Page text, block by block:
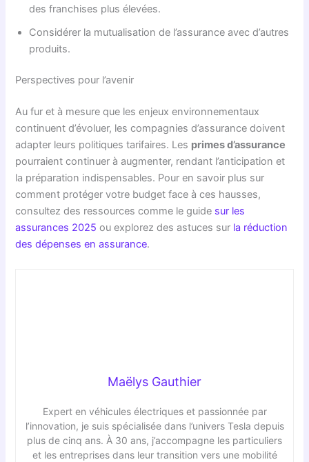
des franchises plus élevées.
Considérer la mutualisation de l’assurance avec d’autres
produits.
Perspectives pour l’avenir
Au fur et à mesure que les enjeux environnementaux
continuent d’évoluer, les compagnies d’assurance doivent
adapter leurs politiques tarifaires. Les primes d’assurance
pourraient continuer à augmenter, rendant l’anticipation et
la préparation indispensables. Pour en savoir plus sur
comment protéger votre budget face à ces hausses,
consultez des ressources comme le guide sur les
assurances 2025 ou explorez des astuces sur la réduction
des dépenses en assurance.
Maëlys Gauthier
Expert en véhicules électriques et passionnée par
l’innovation, je suis spécialisée dans l’univers Tesla depuis
plus de cinq ans. À 30 ans, j’accompagne les particuliers
et les entreprises dans leur transition vers une mobilité